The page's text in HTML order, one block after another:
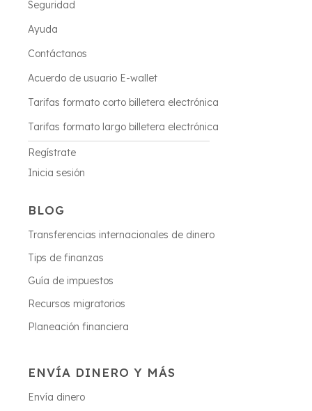
Seguridad
Ayuda
Contáctanos
Acuerdo de usuario E-wallet
Tarifas formato corto billetera electrónica
Tarifas formato largo billetera electrónica
Regístrate
Inicia sesión
BLOG
Transferencias internacionales de dinero
Tips de finanzas
Guía de impuestos
Recursos migratorios
Planeación financiera
ENVÍA DINERO Y MÁS
Envía dinero